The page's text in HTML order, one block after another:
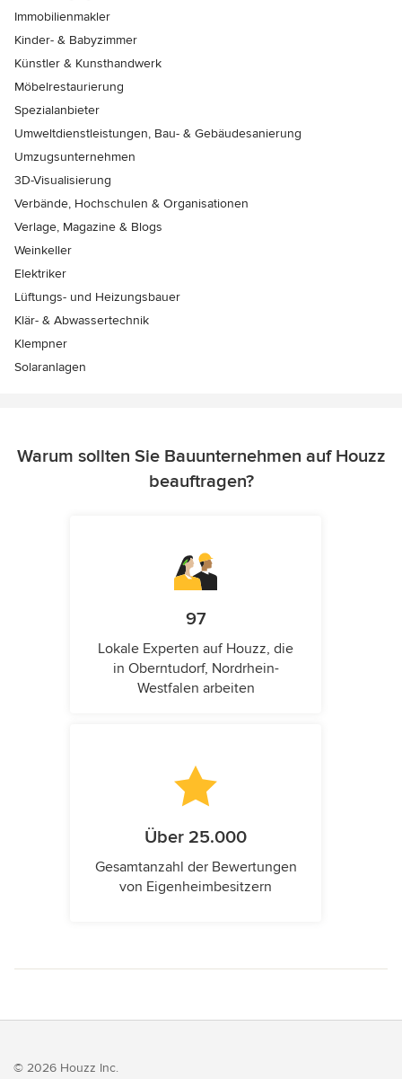
Immobilienmakler
Kinder- & Babyzimmer
Künstler & Kunsthandwerk
Möbelrestaurierung
Spezialanbieter
Umweltdienstleistungen, Bau- & Gebäudesanierung
Umzugsunternehmen
3D-Visualisierung
Verbände, Hochschulen & Organisationen
Verlage, Magazine & Blogs
Weinkeller
Elektriker
Lüftungs- und Heizungsbauer
Klär- & Abwassertechnik
Klempner
Solaranlagen
Warum sollten Sie Bauunternehmen auf Houzz
beauftragen?
97
Lokale Experten auf Houzz, die
in Oberntudorf, Nordrhein-
Westfalen arbeiten
Über 25.000
Gesamtanzahl der Bewertungen
von Eigenheimbesitzern
© 2026 Houzz Inc.